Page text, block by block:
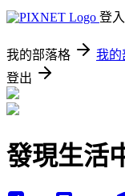
登入
我的部落格 我的
登出
發現生活